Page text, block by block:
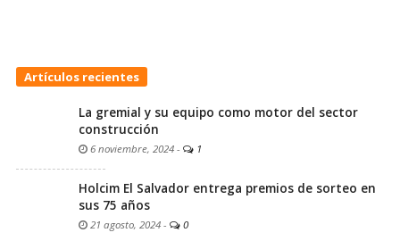
Artículos recientes
La gremial y su equipo como motor del sector
construcción
6 noviembre, 2024 - 1
Holcim El Salvador entrega premios de sorteo en
sus 75 años
21 agosto, 2024 - 0